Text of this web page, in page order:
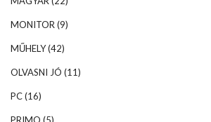
MONITOR(9)
MŰHELY(42)
OLVASNI JÓ (11)
PC(16)